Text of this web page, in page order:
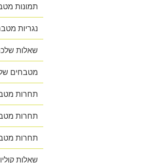
תמונות
נגריות
שאלות
מטבחים
תחרות
תחרות
תחרות
שאלות